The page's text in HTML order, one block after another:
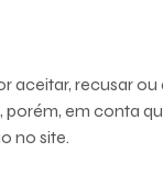
aceitar, recusar
porém, em
no site.